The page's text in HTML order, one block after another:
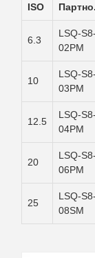
ISO Партнo.
6.3
LSQ-S8-
02PM
10
LSQ-S8-
03PM
12.5
LSQ-S8-
04PM
20
LSQ-S8-
06PM
25
LSQ-S8-
08SM